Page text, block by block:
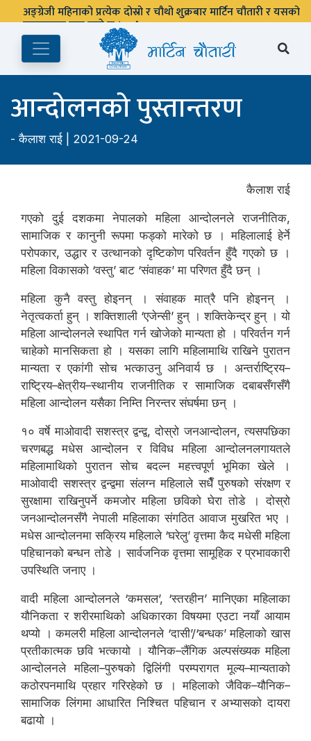
आन्दोलनको पुस्तान्तरण
-कैलाश राई | 2021-09-24
कैलाश राई
गएको दुई दशकमा नेपालको महिला आन्दोलनले राजनीतिक,
सामाजिक र कानुनी रूपमा फड्को मारेको छ । महिलालाई हेर्ने
परोपकार, उद्धार र उत्थानको दृष्टिकोण परिवर्तन हुँदै गएको छ ।
महिला विकासको ‘वस्तु’ बाट ‘संवाहक’ मा परिणत हुँदै छन् ।
महिला कुनै वस्तु होइनन् । संवाहक मात्रै पनि होइनन् ।
नेतृत्वकर्ता हुन् । शक्तिशाली ‘एजेन्सी’ हुन् । शक्तिकेन्द्र हुन् । यो
महिला आन्दोलनले स्थापित गर्न खोजेको मान्यता हो । परिवर्तन गर्न
चाहेको मानसिकता हो । यसका लागि महिलामाथि राखिने पुरातन
मान्यता र एकांगी सोच भत्काउनु अनिवार्य छ । अन्तर्राष्ट्रिय–
राष्ट्रिय–क्षेत्रीय–स्थानीय राजनीतिक र सामाजिक दबाबसँगसँगै
महिला आन्दोलन यसैका निम्ति निरन्तर संघर्षमा छन् ।
१० वर्षे माओवादी सशस्त्र द्वन्द्व, दोस्रो जनआन्दोलन, त्यसपछिका
चरणबद्ध मधेस आन्दोलन र विविध महिला आन्दोलनलगायतले
महिलामाथिको पुरातन सोच बदल्न महत्त्वपूर्ण भूमिका खेले ।
माओवादी सशस्त्र द्वन्द्वमा संलग्न महिलाले सधैँ पुरुषको संरक्षण र
सुरक्षामा राखिनुपर्ने कमजोर महिला छविको घेरा तोडे । दोस्रो
जनआन्दोलनसँगै नेपाली महिलाका संगठित आवाज मुखरित भए ।
मधेस आन्दोलनमा सक्रिय महिलाले ‘घरेलु’ वृत्तमा कैद मधेसी महिला
पहिचानको बन्धन तोडे । सार्वजनिक वृत्तमा सामूहिक र प्रभावकारी
उपस्थिति जनाए ।
वादी महिला आन्दोलनले ‘कमसल’, ‘स्तरहीन’ मानिएका महिलाका
यौनिकता र शरीरमाथिको अधिकारका विषयमा एउटा नयाँ आयाम
थप्यो । कमलरी महिला आन्दोलनले ‘दासी’/‘बन्धक’ महिलाको खास
प्रतीकात्मक छवि भत्कायो । यौनिक–लैंगिक अल्पसंख्यक महिला
आन्दोलनले महिला–पुरुषको द्विलिंगी परम्परागत मूल्य–मान्यताको
कठोरपनमाथि प्रहार गरिरहेको छ । महिलाको जैविक–यौनिक–
सामाजिक लिंगमा आधारित निश्चित पहिचान र अभ्यासको दायरा
बढायो ।